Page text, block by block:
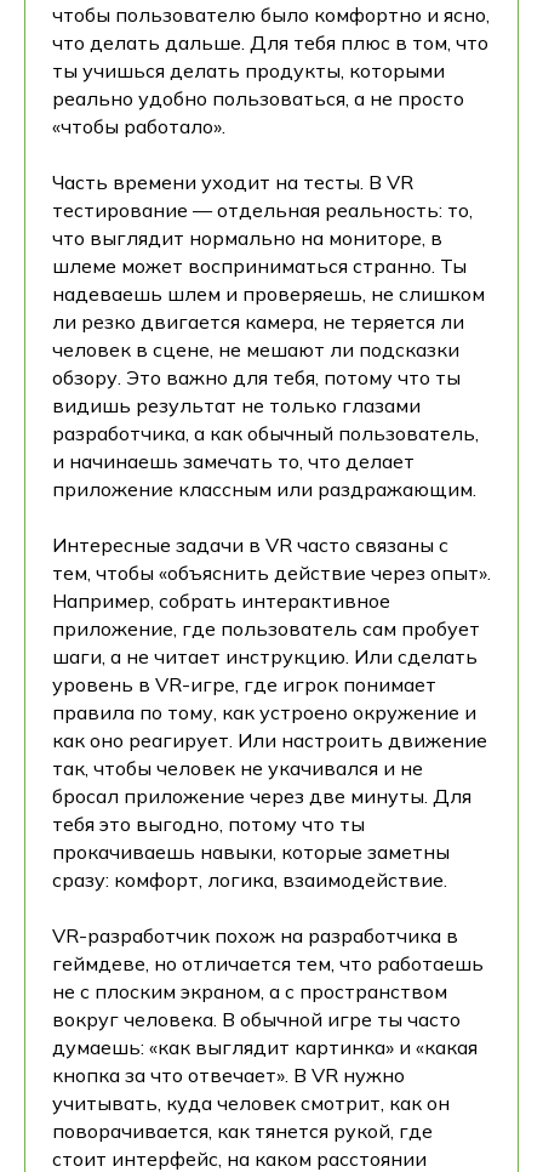
чтобы пользователю было комфортно и ясно,
что делать дальше. Для тебя плюс в том, что
ты учишься делать продукты, которыми
реально удобно пользоваться, а не просто
«чтобы работало».
Часть времени уходит на тесты. В VR
тестирование — отдельная реальность: то,
что выглядит нормально на мониторе, в
шлеме может восприниматься странно. Ты
надеваешь шлем и проверяешь, не слишком
ли резко двигается камера, не теряется ли
человек в сцене, не мешают ли подсказки
обзору. Это важно для тебя, потому что ты
видишь результат не только глазами
разработчика, а как обычный пользователь,
и начинаешь замечать то, что делает
приложение классным или раздражающим.
Интересные задачи в VR часто связаны с
тем, чтобы «объяснить действие через опыт».
Например, собрать интерактивное
приложение, где пользователь сам пробует
шаги, а не читает инструкцию. Или сделать
уровень в VR-игре, где игрок понимает
правила по тому, как устроено окружение и
как оно реагирует. Или настроить движение
так, чтобы человек не укачивался и не
бросал приложение через две минуты. Для
тебя это выгодно, потому что ты
прокачиваешь навыки, которые заметны
сразу: комфорт, логика, взаимодействие.
VR-разработчик похож на разработчика в
геймдеве, но отличается тем, что работаешь
не с плоским экраном, а с пространством
вокруг человека. В обычной игре ты часто
думаешь: «как выглядит картинка» и «какая
кнопка за что отвечает». В VR нужно
учитывать, куда человек смотрит, как он
поворачивается, как тянется рукой, где
стоит интерфейс, на каком расстоянии